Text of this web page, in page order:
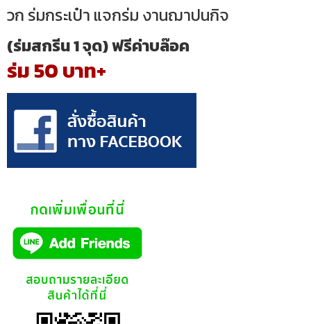
วก ร่มกระเป๋า แจกร่ม งานฌาปนกิจ
(ร่มสกรีน 1 จุด) ฟรีค่าบล๊อค
ร่ม 50 บาท+